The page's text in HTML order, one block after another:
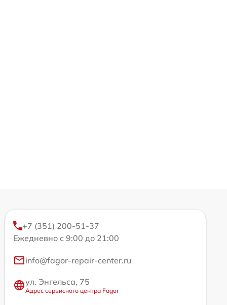
+7 (351) 200-51-37
Ежедневно с 9:00 до 21:00
info@fagor-repair-center.ru
ул. Энгельса, 75
Адрес сервисного центра Fagor